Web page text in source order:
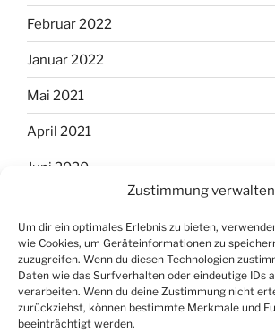
Zustimmung verwalten
Um dir ein optimales Erlebnis zu bieten,
wie Cookies, um Geräteinformationen zu
zuzugreifen. Wenn du diesen Technologien
Daten wie das Surfverhalten oder eindeutige IDs
verarbeiten. Wenn du deine Zustimmung nicht
zurückziehst, können bestimmte Merkmale und
beeinträchtigt werden.
Februar 2022
Januar 2022
Mai 2021
April 2021
Juni 2020
März 2020
Februar 2020
Januar 2020